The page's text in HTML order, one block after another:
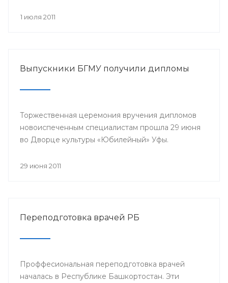
поля на голубом поле, в центре размещается
работу, страховой стаж и средний заработок.
1 июля 2011
Выпускники БГМУ получили дипломы
Торжественная церемония вручения дипломов
новоиспеченным специалистам прошла 29 июня
во Дворце культуры «Юбилейный» Уфы.
29 июня 2011
Переподготовка врачей РБ
Проффесиональная переподготовка врачей
началась в Республике Башкортостан. Эти